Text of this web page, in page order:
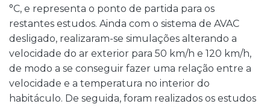
°C, e representa o ponto de partida para os
restantes estudos. Ainda com o sistema de AVAC
desligado, realizaram-se simulações alterando a
velocidade do ar exterior para 50 km/h e 120 km/h,
de modo a se conseguir fazer uma relação entre a
velocidade e a temperatura no interior do
habitáculo. De seguida, foram realizados os estudos